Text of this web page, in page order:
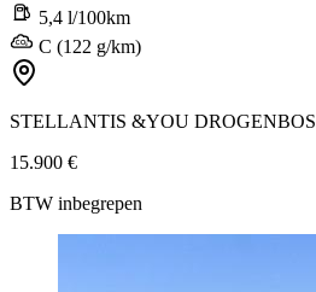
5,4 l/100km
C (122 g/km)
STELLANTIS &YOU DROGENBOS
15.900 €
BTW inbegrepen